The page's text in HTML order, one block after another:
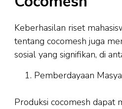
Keberhasilan riset
tentang cocomesh juga
sosial yang signifikan, di
Pemberdayaan
Produksi cocomesh dapat